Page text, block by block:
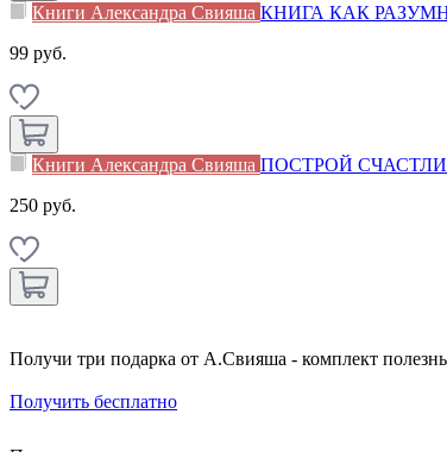
Книги Александра Свияша КНИГА КАК
99 руб.
Книги Александра Свияша ПОСТРОЙ
250 руб.
Получи три подарка от А.Свияша - комплект
Получить бесплатно